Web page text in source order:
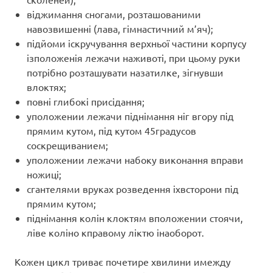
віджимання сногами, розташованими
навозвишенні (лава, гімнастичний м’яч);
підйоми іскручування верхньої частини корпусу
ізположенія лежачи наживоті, при цьому руки
потрібно розташувати назатилке, зігнувши
влоктях;
повні глибокі присідання;
уположении лежачи піднімання ніг вгору під
прямим кутом, під кутом 45градусов
соскрещиванием;
уположении лежачи набоку виконання вправи
ножиці;
сгантелями вруках розведення іхвсторони під
прямим кутом;
піднімання колін клоктям вположении стоячи,
ліве коліно кправому ліктю інаоборот.
Кожен цикл триває почетире хвилини имежду